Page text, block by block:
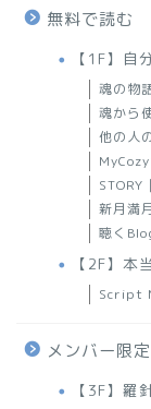
無料で読む
【1F】自
魂の物
魂から
他の人
STORY
新月満
聴く
【2F】本
Script
メンバー限定
【3F】羅